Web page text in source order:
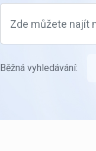
Běžná vyhledávání: